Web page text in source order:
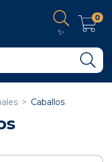
✨
0
> Caballos